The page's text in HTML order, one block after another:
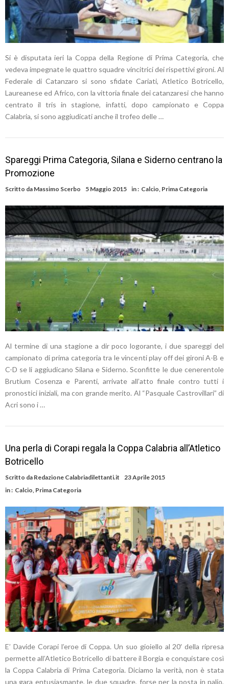
Si è disputata ieri la Coppa della Regione di Prima Categoria, che
vedeva impegnate le quattro squadre vincitrici dei rispettivi gironi. Al
Federale di Catanzaro si sono sfidate Cariati, Atletico Botricello,
Laureanese ed Africo, con la vittoria finale dei catanzaresi che hanno
centrato il tris in stagione, infatti, dopo campionato e Coppa
Calabria, si sono aggiudicati anche il trofeo delle …
Spareggi Prima Categoria, Silana e Siderno centrano la
Promozione
Scritto da Massimo Scerbo 5 Maggio 2015 in : Calcio, Prima Categoria
Al termine di una stagione a dir poco logorante, i due spareggi del
campionato di prima categoria tra le vincenti play off dei gironi A-B e
C-D se li aggiudicano Silana e Siderno. Sconfitte le due cenerentole
Brutium Cosenza e Parenti, arrivate all’atto finale contro tutti i
pronostici iniziali, ma con grande merito. Al “Pasquale Castrovillari” di
Acri sono i …
Una perla di Corapi regala la Coppa Calabria all’Atletico
Botricello
Scritto da Redazione Calabriadilettanti.it
23 Aprile 2015
in : Calcio Prima Categoria
E’ Davide Corapi l’eroe di Coppa. Un suo gioiello al 20′ della ripresa
permette all’Atletico Botricello di battere il Borgia e conquistare così
la Coppa Calabria di Prima Categoria. Diciamo la verità, non è stata
una gara entusiasmante, le due squadre, forse per la posta in palio,